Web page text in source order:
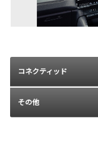
コネクティッド
その他